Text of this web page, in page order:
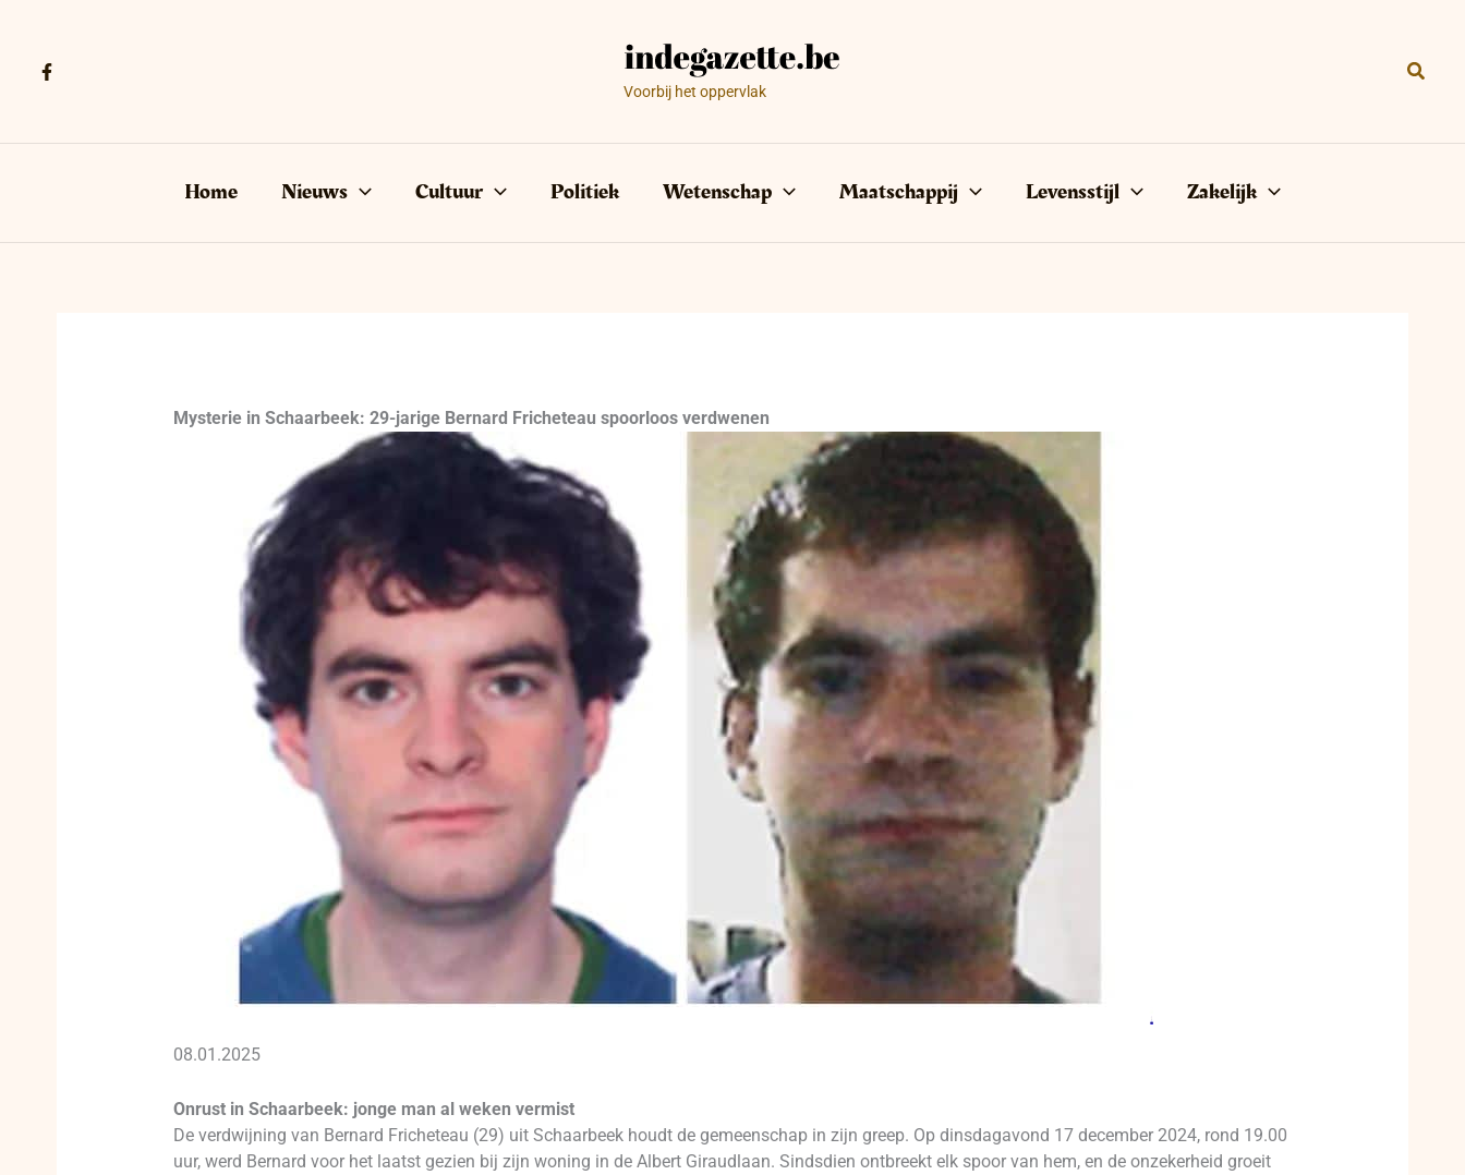
Voorbij het oppervlak
Home Nieuws Cultuur Politiek Wetenschap Maatschappij Levensstijl Zakelijk
Mysterie in Schaarbeek: 29-jarige Bernard Fricheteau spoorloos verdwenen
08.01.2025
Onrust in Schaarbeek: jonge man al weken vermist
De verdwijning van Bernard Fricheteau (29) uit Schaarbeek houdt de gemeenschap in zijn greep. Op dinsdagavond 17 december 2024, rond 19.00
uur, werd Bernard voor het laatst gezien bij zijn woning in de Albert Giraudlaan. Sindsdien ontbreekt elk spoor van hem, en de onzekerheid groeit